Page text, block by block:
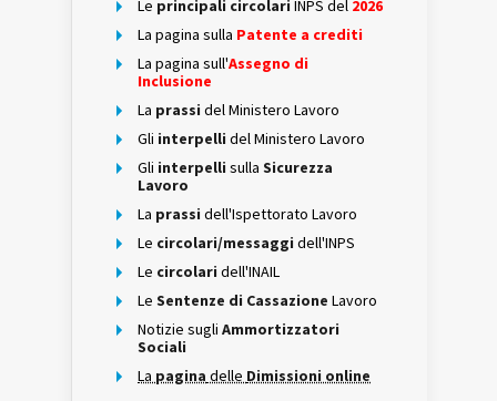
Le principali circolari INPS del 2026
La pagina sulla Patente a crediti
La pagina sull'Assegno di
Inclusione
La prassi del Ministero Lavoro
Gli interpelli del Ministero Lavoro
Gli interpelli sulla Sicurezza
Lavoro
La prassi dell'Ispettorato Lavoro
Le circolari/messaggi dell'INPS
Le circolari dell'INAIL
Le Sentenze di Cassazione Lavoro
Notizie sugli Ammortizzatori
Sociali
La pagina delle Dimissioni online